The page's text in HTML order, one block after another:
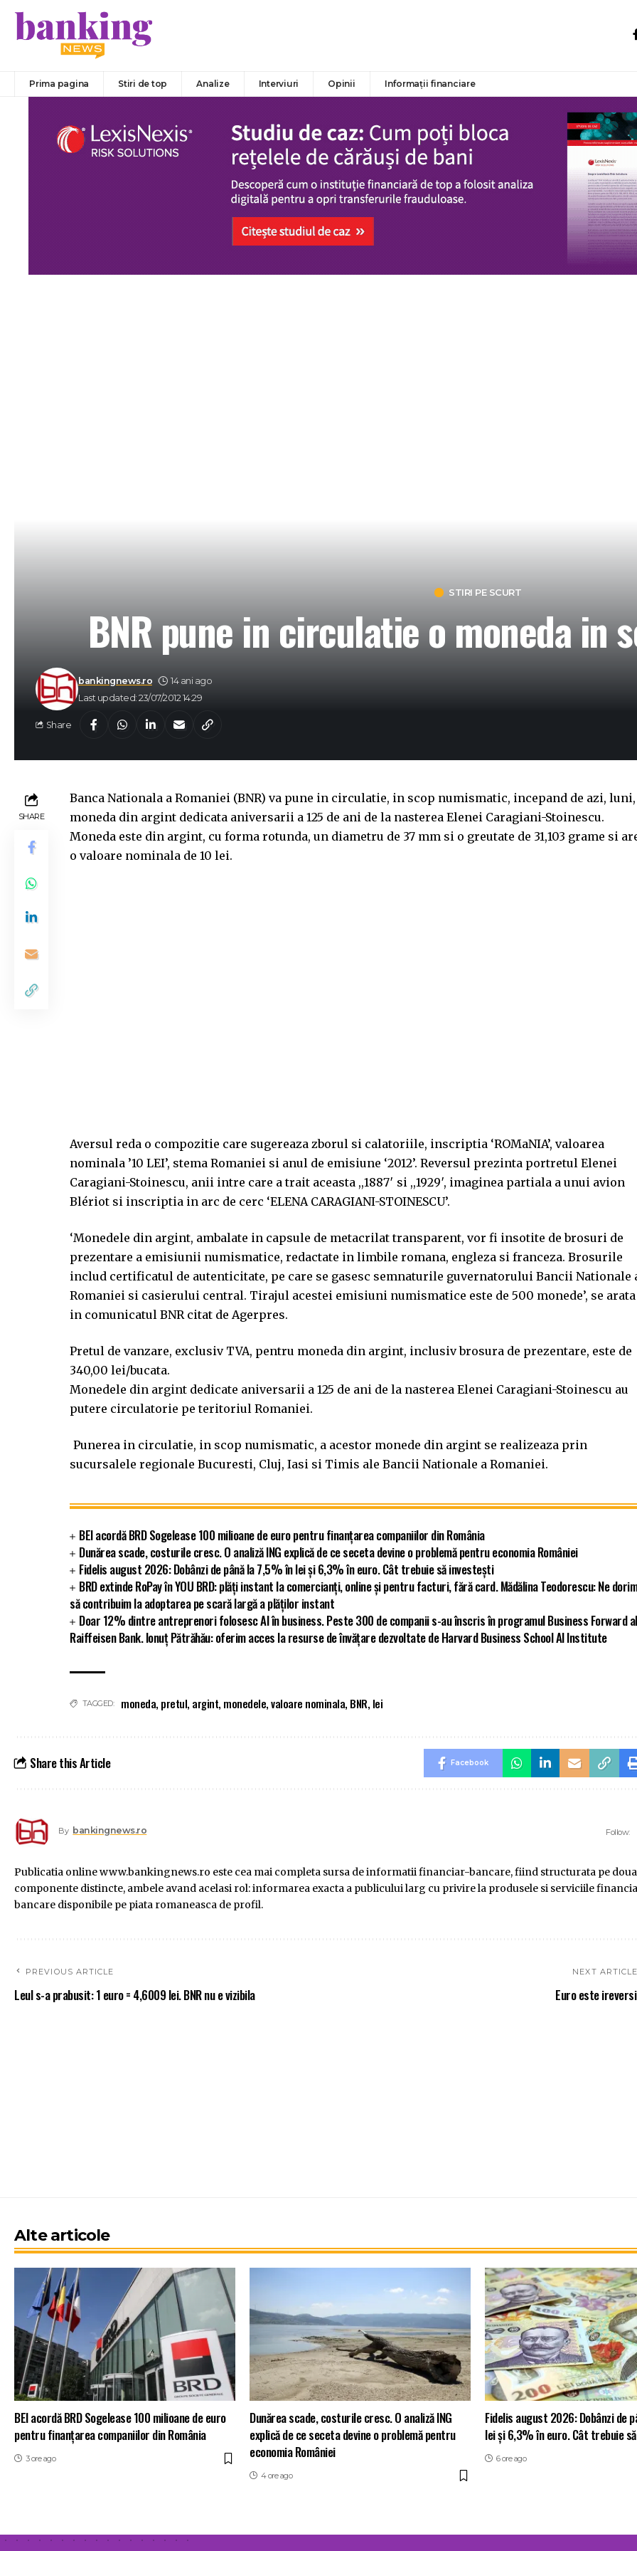
Prima pagina Stiri de top Analize Interviuri Opinii Informații financiare
STIRI PE SCURT
BNR pune in circulatie o moneda in
Last updated: 23/07/2012 14:29
bankingnews.ro 14 ani ago
Share
SHARE
Banca Nationala a Romaniei (BNR) va pune in circulatie, in scop numismatic, incepand de azi,
moneda din argint dedicata aniversarii a 125 de ani de la nasterea Elenei Caragiani-Stoinescu.
Moneda este din argint, cu forma rotunda, un diametru de 37 mm si o greutate de 31,103 grame si
o valoare nominala de 10 lei.
Aversul reda o compozitie care sugereaza zborul si calatoriile, inscriptia ‘ROMaNIA’, valoarea
nominala ’10 LEI’, stema Romaniei si anul de emisiune ‘2012’. Reversul prezinta portretul Elenei
Caragiani-Stoinescu, anii intre care a trait aceasta ,,1887′ si ,,1929′, imaginea partiala a unui avion
Blériot si inscriptia in arc de cerc ‘ELENA CARAGIANI-STOINESCU’.
‘Monedele din argint, ambalate in capsule de metacrilat transparent, vor fi insotite de brosuri de
prezentare a emisiunii numismatice, redactate in limbile romana, engleza si franceza. Brosurile
includ certificatul de autenticitate, pe care se gasesc semnaturile guvernatorului Bancii Nationale
Romaniei si casierului central. Tirajul acestei emisiuni numismatice este de 500 monede’, se arata
in comunicatul BNR citat de Agerpres.
Pretul de vanzare, exclusiv TVA, pentru moneda din argint, inclusiv brosura de prezentare, este de
340,00 lei/bucata.
Monedele din argint dedicate aniversarii a 125 de ani de la nasterea Elenei Caragiani-Stoinescu au
putere circulatorie pe teritoriul Romaniei.
Punerea in circulatie, in scop numismatic, a acestor monede din argint se realizeaza prin
sucursalele regionale Bucuresti, Cluj, Iasi si Timis ale Bancii Nationale a Romaniei.
BEI acordă BRD Sogelease 100 milioane de euro pentru finanțarea companiilor din România
Dunărea scade, costurile cresc. O analiză ING explică de ce seceta devine o problemă pentru economia României
Fidelis august 2026: Dobânzi de până la 7,5% în lei și 6,3% în euro. Cât trebuie să investești
BRD extinde RoPay în YOU BRD: plăți instant la comercianți, online și pentru facturi, fără card. Mădălina Teodorescu: Ne
să contribuim la adoptarea pe scară largă a plăților instant
Doar 12% dintre antreprenori folosesc AI în business. Peste 300 de companii s-au înscris în programul Business Forward al
Raiffeisen Bank. Ionuț Pătrăhău: oferim acces la resurse de învățare dezvoltate de Harvard Business School AI Institute
TAGGED: moneda, pretul, argint, monedele,valoare nominala, BNR, lei
Share this Article Facebook
By bankingnews.ro Follow:
Publicatia online www.bankingnews.ro este cea mai completa sursa de informatii financiar-bancare, fiind structurata pe doua
componente distincte, ambele avand acelasi rol: informarea exacta a publicului larg cu privire la produsele si serviciile
bancare disponibile pe piata romaneasca de profil.
PREVIOUS ARTICLE
Leul s-a prabusit: 1 euro = 4,6009 lei. BNR nu e vizibila
NEXT
Euro este
Alte articole
BEI acordă BRD Sogelease 100 milioane de euro
pentru finanțarea companiilor din România
3 ore ago
Dunărea scade, costurile cresc. O analiză ING
explică de ce seceta devine o problemă pentru
economia României
4 ore ago
Fidelis august 2026: Dobânzi de
lei și 6,3% în euro. Cât trebuie
6 ore ago